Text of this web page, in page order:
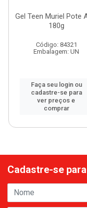
Gel Teen Muriel Pote
180g
Código: 84321
Embalagem: UN
Faça seu login ou
cadastre-se para
ver preços e
comprar
Cadastre-se